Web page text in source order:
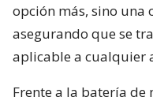
opción más, sino una
asegurando que se
aplicable a cualquier
Frente a la batería